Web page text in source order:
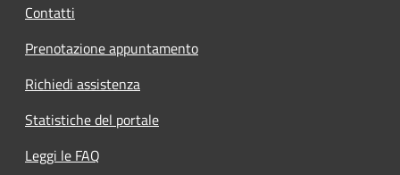
Contatti
Prenotazione appuntamento
Richiedi assistenza
Statistiche del portale
Leggi le FAQ